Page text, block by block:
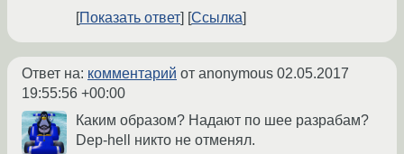
Показать ответ
Ссылка
Ответ на: комментарий от anonymous 02.05.2017
19:55:56 +00:00
Каким образом? Надают по шее разрабам?
Dep-hell никто не отменял.